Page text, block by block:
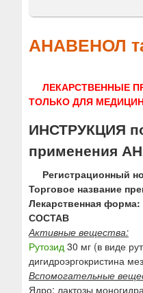
м
н
АНАВЕНОЛ
ЛЕКАРСТВЕННЫЕ
ТОЛЬКО ДЛЯ
ИНСТРУКЦИЯ
применения
Регистрационный
Торговое название
Лекарственная форма:
СОСТАВ
Активные вещества:
Рутозид 30 мг (в виде
дигидроэргокристина
Вспомогательные
Ядро: лактозы